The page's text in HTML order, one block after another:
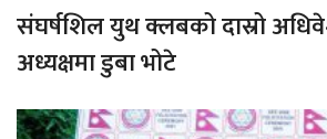
संघर्षशिल युथ क्लबको दास्रो
अध्यक्षमा डुबा भोटे